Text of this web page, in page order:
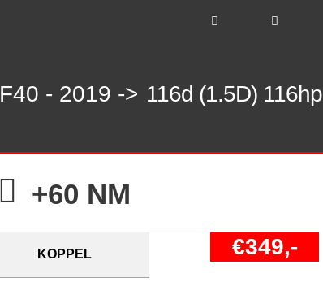
F40 - 2019 -> 116d (1.5D) 116hp
+60 NM
KOPPEL €349,-